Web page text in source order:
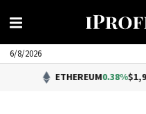
6/8/2026
0.38%$1,904.70